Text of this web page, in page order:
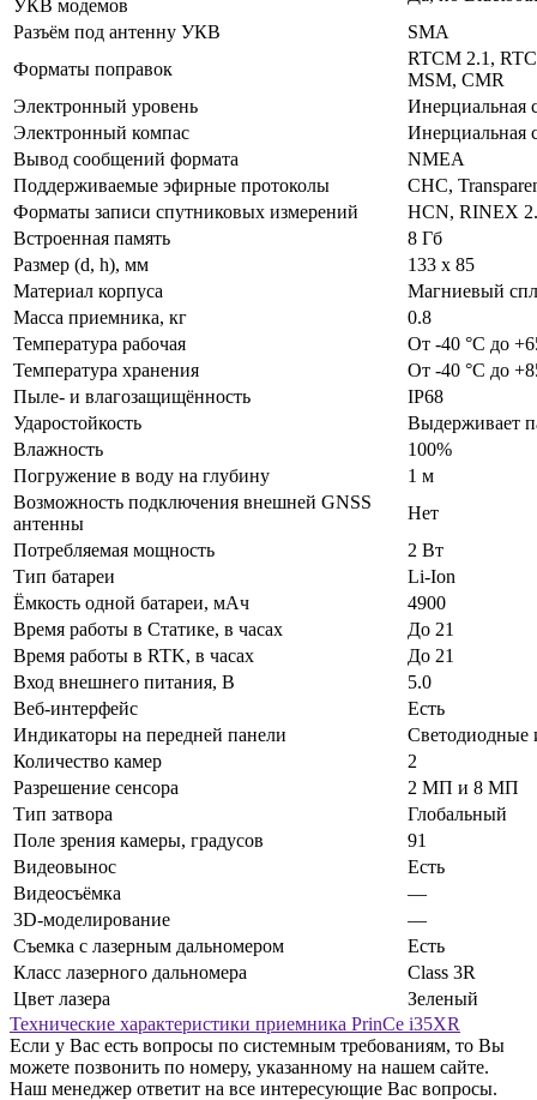
УКВ модемов
Разъём под антенну УКВ
SMA
Форматы поправок
RTCM 2.1,
MSM, CMR
Электронный уровень
Инерциальная
Электронный компас
Инерциальная
Вывод сообщений формата
NMEA
Поддерживаемые эфирные протоколы
CHC,
Форматы записи спутниковых измерений
HCN, RINEX
Встроенная память
8 Гб
Размер (d, h), мм
133 х 85
Материал корпуса
Магниевый
Масса приемника, кг
0.8
Температура рабочая
От -40 °C до
Температура хранения
От -40 °C до
Пыле- и влагозащищённость
IP68
Ударостойкость
Выдерживает
Влажность
100%
Погружение в воду на глубину
1 м
Возможность подключения внешней GNSS
антенны
Нет
Потребляемая мощность
2 Вт
Тип батареи
Li-Ion
Ёмкость одной батареи, мАч
4900
Время работы в Статике, в часах
До 21
Время работы в RTK, в часах
До 21
Вход внешнего питания, В
5.0
Веб-интерфейс
Есть
Индикаторы на передней панели
Светодиодные
Количество камер
2
Разрешение сенсора
2 МП и 8 МП
Тип затвора
Глобальный
Поле зрения камеры, градусов
91
Видеовынос
Есть
Видеосъёмка
—
3D-моделирование
—
Съемка с лазерным дальномером
Есть
Класс лазерного дальномера
Class 3R
Цвет лазера
Зеленый
Технические характеристики приемника PrinCe i35XR
Если у Вас есть вопросы по системным требованиям, то Вы
можете позвонить по номеру, указанному на нашем сайте.
Наш менеджер ответит на все интересующие Вас вопросы.